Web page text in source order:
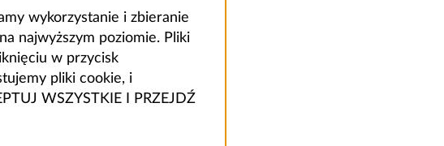
wykorzystanie i zbieranie
najwyższym poziomie. Pliki
w przycisk
pliki cookie, i
WSZYSTKIE I PRZEJDŹ